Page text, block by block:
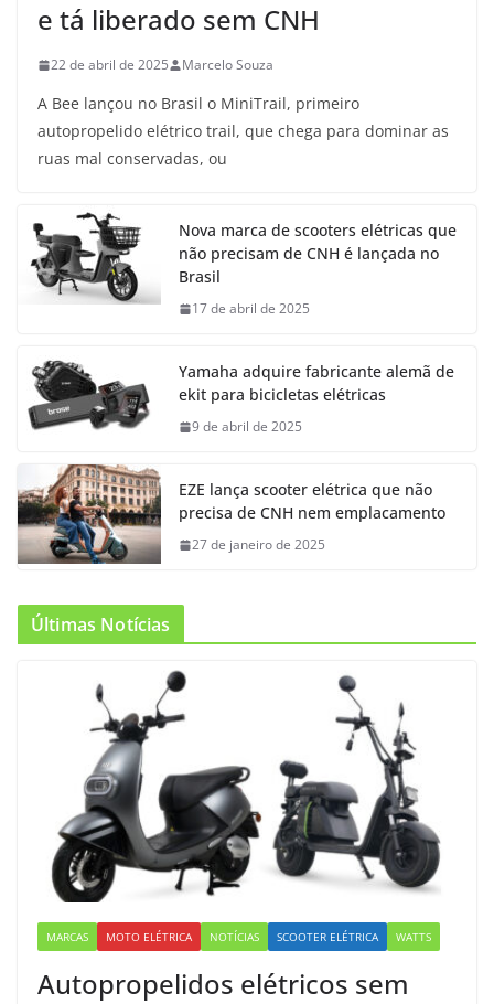
e tá liberado sem CNH
22 de abril de 2025 Marcelo Souza
A Bee lançou no Brasil o MiniTrail, primeiro
autopropelido elétrico trail, que chega para dominar as
ruas mal conservadas, ou
Nova marca de scooters elétricas que
não precisam de CNH é lançada no
Brasil
17 de abril de 2025
Yamaha adquire fabricante alemã de
ekit para bicicletas elétricas
9 de abril de 2025
EZE lança scooter elétrica que não
precisa de CNH nem emplacamento
27 de janeiro de 2025
Últimas Notícias
MARCAS MOTO ELÉTRICA NOTÍCIAS SCOOTER ELÉTRICA WATTS
Autopropelidos elétricos sem